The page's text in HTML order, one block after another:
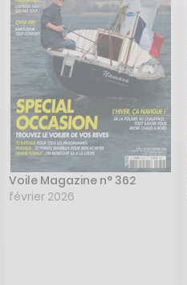
Voile Magazine n° 362
février 2026